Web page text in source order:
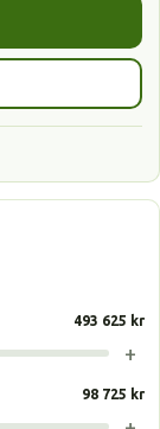
493 625 kr
+
98 725 kr